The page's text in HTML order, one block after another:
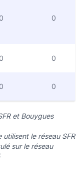
0 0
0 0
0 0
et Bouygues
le réseau SFR
sur le réseau